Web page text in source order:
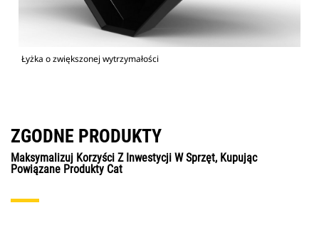
Łyżka o zwiększonej wytrzymałości
ZGODNE PRODUKTY
Maksymalizuj Korzyści Z Inwestycji W Sprzęt, Kupując
Powiązane Produkty Cat